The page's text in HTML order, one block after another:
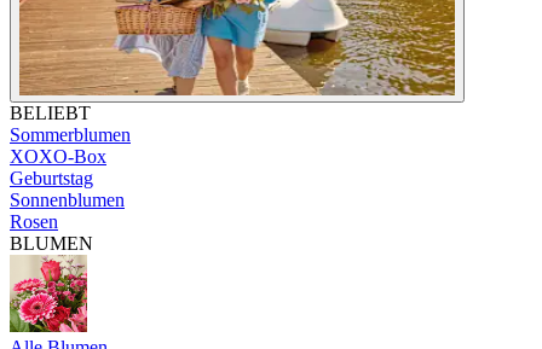
BELIEBT
Sommerblumen
XOXO-Box
Geburtstag
Sonnenblumen
Rosen
BLUMEN